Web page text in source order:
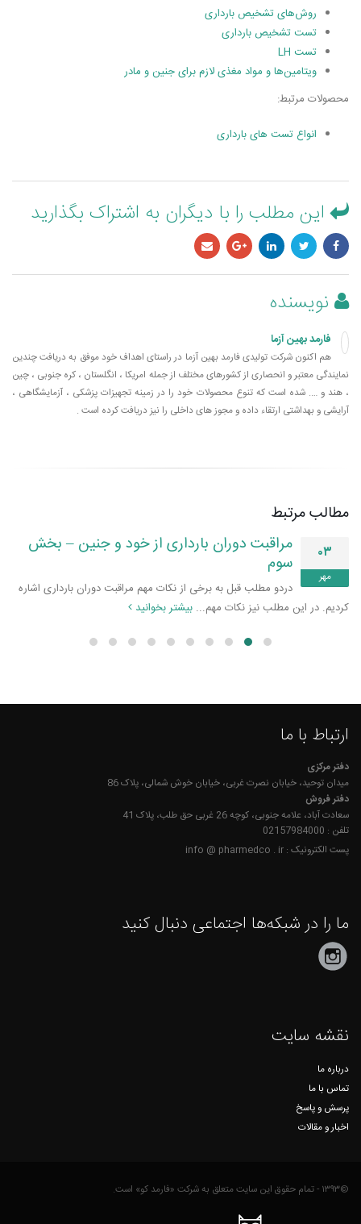
روش‌های تشخیص بارداری
تست تشخیص بارداری
تست LH
ویتامین‌ها و مواد مغذی لازم برای جنین و مادر
محصولات مرتبط:
انواع تست های بارداری
این مطلب را با دیگران به اشتراک بگذارید
نویسنده
فارمد بهین آزما
هم اکنون شرکت تولیدی فارمد بهین آزما در راستای اهداف خود موفق به دریافت چندین
نمایندگی معتبر و انحصاری از کشورهای مختلف از جمله امریکا ، انگلستان ، کره جنوبی ، چین
، هند و …. شده است که تنوع محصولات خود را در زمینه تجهیزات پزشکی ، آزمایشگاهی ،
آرایشی و بهداشتی ارتقاء داده و مجوز های داخلی را نیز دریافت کرده است .
مطالب مرتبط
۰۳
مهر
مراقبت دوران بارداری از خود و جنین – بخش
سوم
دردو مطلب قبل به برخی از نکات مهم مراقبت دوران بارداری اشاره
کردیم. در این مطلب نیز نکات مهم... بیشتر بخوانید
ارتباط با ما
دفتر مرکزی
میدان توحید، خیابان نصرت غربی، خیابان خوش شمالی، پلاک 86
دفتر فروش
سعادت آباد، علامه جنوبی، کوچه 26 غربی حق طلب، پلاک 41
تلفن : 02157984000
پست الکترونیک : info @ pharmedco . ir
ما را در شبکه‌ها اجتماعی دنبال کنید
نقشه سایت
درباره ما
تماس با ما
پرسش و پاسخ
اخبار و مقالات
©۱۳۹۳ - تمام حقوق این سایت متعلق به شرکت «فارمد کو» است.